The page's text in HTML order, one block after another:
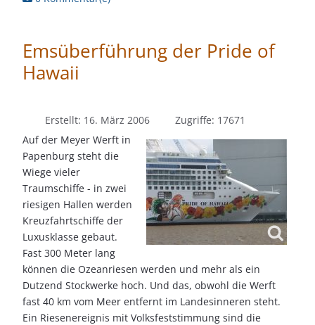
Emsüberführung der Pride of
Hawaii
Erstellt: 16. März 2006
Zugriffe: 17671
Auf der Meyer Werft in
Papenburg steht die
Wiege vieler
Traumschiffe - in zwei
riesigen Hallen werden
Kreuzfahrtschiffe der
Luxusklasse gebaut.
Fast 300 Meter lang
können die Ozeanriesen werden und mehr als ein
Dutzend Stockwerke hoch. Und das, obwohl die Werft
fast 40 km vom Meer entfernt im Landesinneren steht.
Ein Riesenereignis mit Volksfeststimmung sind die